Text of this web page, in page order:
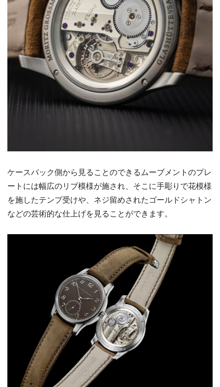
ケースバック側から見ることのできるムーブメントのプレ
ートには幅広のリブ模様が施され、そこに手彫りで花模様
を施したテンプ受けや、ネジ留めされたゴールドシャトン
などの芸術的な仕上げを見ることができます。